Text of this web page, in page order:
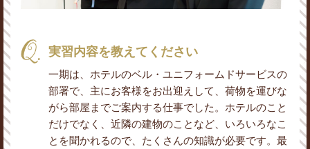
実習内容を教えてください
一期は、ホテルのベル・ユニフォームドサービスの
部署で、主にお客様をお出迎えして、荷物を運びな
がら部屋までご案内する仕事でした。ホテルのこと
だけでなく、近隣の建物のことなど、いろいろなこ
とを聞かれるので、たくさんの知識が必要です。最